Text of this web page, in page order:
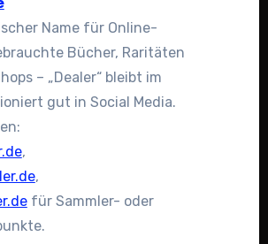
Name für Online-
Bücher, Raritäten
– „Dealer“ bleibt im
gut in Social Media.
,
,
für Sammler- oder